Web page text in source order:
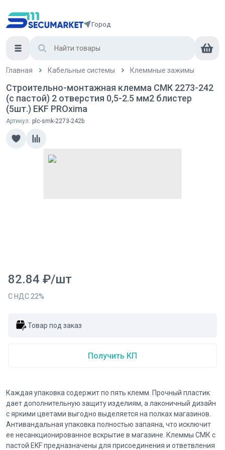
Город
Главная Кабельные системы Клеммные зажимы
Строительно-монтажная клемма СМК 2273-242
(с пастой) 2 отверстия 0,5-2.5 мм2 блистер
(5шт.) EKF PROxima
Артикул: plc-smk-2273-242b
82.84 ₽/шт
С НДС 22%
Товар под заказ
Получить КП
Каждая упаковка содержит по пять клемм. Прочный пластик
дает дополнительную защиту изделиям, а лаконичный дизайн
с яркими цветами выгодно выделяется на полках магазинов.
Антивандальная упаковка полностью запаяна, что исключит
ее несанкционированное вскрытие в магазине. Клеммы СМК с
пастой EKF предназначены для присоединения и ответвления